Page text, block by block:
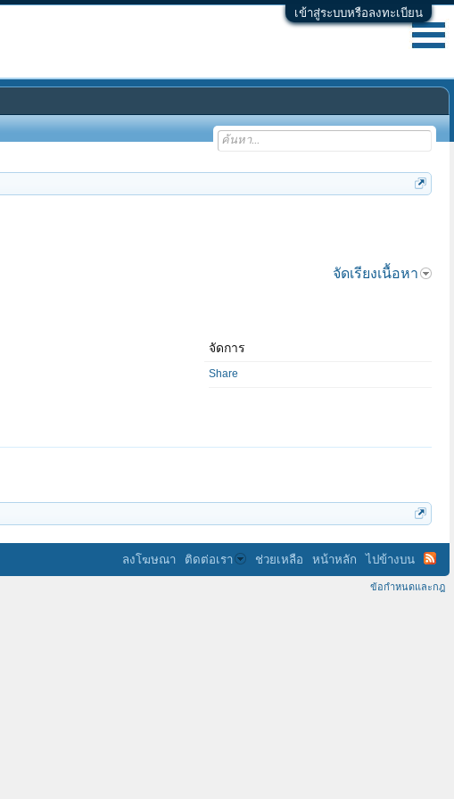
เข้าสู่ระบบหรือลงทะเบียน
จัดเรียงเนื้อหา
จัดการ
Share
ลงโฆษณา ติดต่อเรา ช่วยเหลือ หน้าหลัก ไปข้างบน
ข้อกำหนดและกฎ